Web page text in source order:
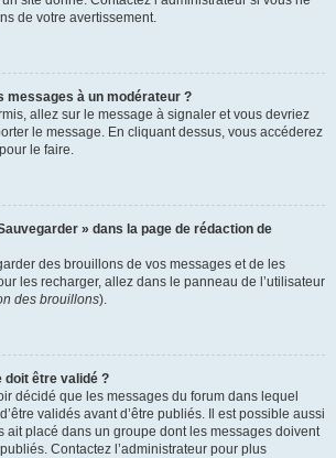
de votre avertissement.
messages à un modérateur ?
allez sur le message à signaler et vous devriez
le message. En cliquant dessus, vous accéderez
le faire.
» dans la page de rédaction de
des brouillons de vos messages et de les
les recharger, allez dans le panneau de l’utilisateur
des brouillons).
doit être validé ?
décidé que les messages du forum dans lequel
validés avant d’être publiés. Il est possible aussi
ait placé dans un groupe dont les messages doivent
Contactez l’administrateur pour plus